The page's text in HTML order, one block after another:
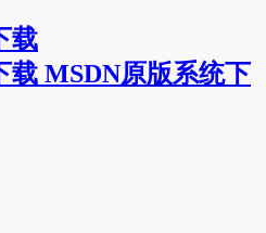
MSDN原版系统下